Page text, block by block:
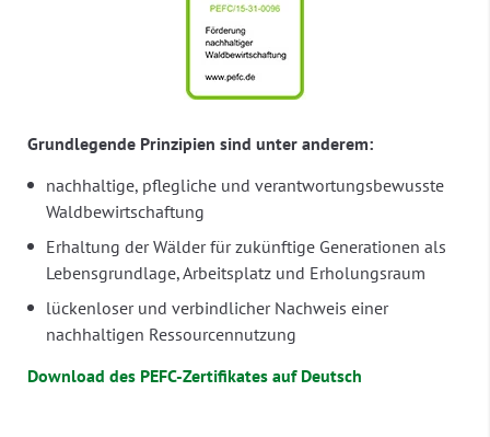
Grundlegende Prinzipien sind unter anderem:
nachhaltige, pflegliche und verantwortungsbewusste
Waldbewirtschaftung
Erhaltung der Wälder für zukünftige Generationen als
Lebensgrundlage, Arbeitsplatz und Erholungsraum
lückenloser und verbindlicher Nachweis einer
nachhaltigen Ressourcennutzung
Download des PEFC-Zertifikates auf Deutsch